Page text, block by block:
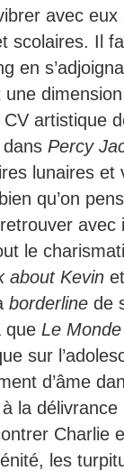
avec
scolaires. Il
en
artistique
Percy
lunaires et
qu’on
avec
le
about Kevin
borderline de
que Le
sur
d’âme
la
Charlie
les